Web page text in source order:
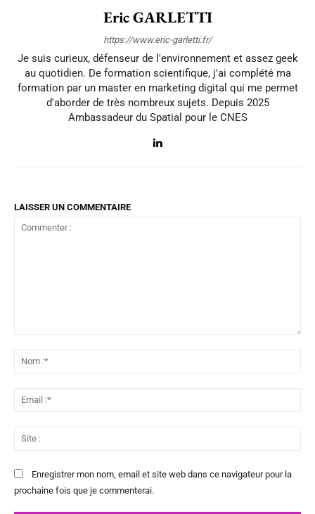
Eric GARLETTI
https://www.eric-garletti.fr/
Je suis curieux, défenseur de l'environnement et assez geek
au quotidien. De formation scientifique, j'ai complété ma
formation par un master en marketing digital qui me permet
d'aborder de très nombreux sujets. Depuis 2025
Ambassadeur du Spatial pour le CNES
LAISSER UN COMMENTAIRE
Enregistrer mon nom, email et site web dans ce navigateur pour la
prochaine fois que je commenterai.